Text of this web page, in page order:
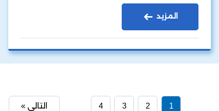
المزيد
1
2
3
4 التالي »